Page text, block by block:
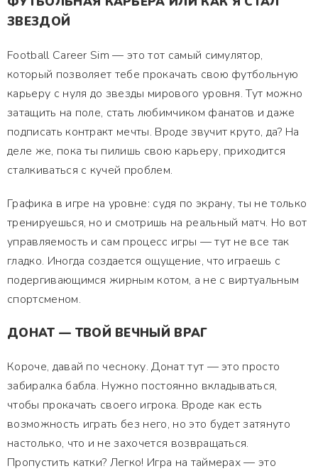
ЗВЕЗДОЙ
Football Career Sim — это тот самый симулятор,
который позволяет тебе прокачать свою футбольную
карьеру с нуля до звезды мирового уровня. Тут можно
затащить на поле, стать любимчиком фанатов и даже
подписать контракт мечты. Вроде звучит круто, да? На
деле же, пока ты пилишь свою карьеру, приходится
сталкиваться с кучей проблем.
Графика в игре на уровне: судя по экрану, ты не только
тренируешься, но и смотришь на реальный матч. Но вот
управляемость и сам процесс игры — тут не все так
гладко. Иногда создается ощущение, что играешь с
подергивающимся жирным котом, а не с виртуальным
спортсменом.
ДОНАТ — ТВОЙ ВЕЧНЫЙ ВРАГ
Короче, давай по чесноку. Донат тут — это просто
забиралка бабла. Нужно постоянно вкладываться,
чтобы прокачать своего игрока. Вроде как есть
возможность играть без него, но это будет затянуто
настолько, что и не захочется возвращаться.
Пропустить катки? Легко! Игра на таймерах — это